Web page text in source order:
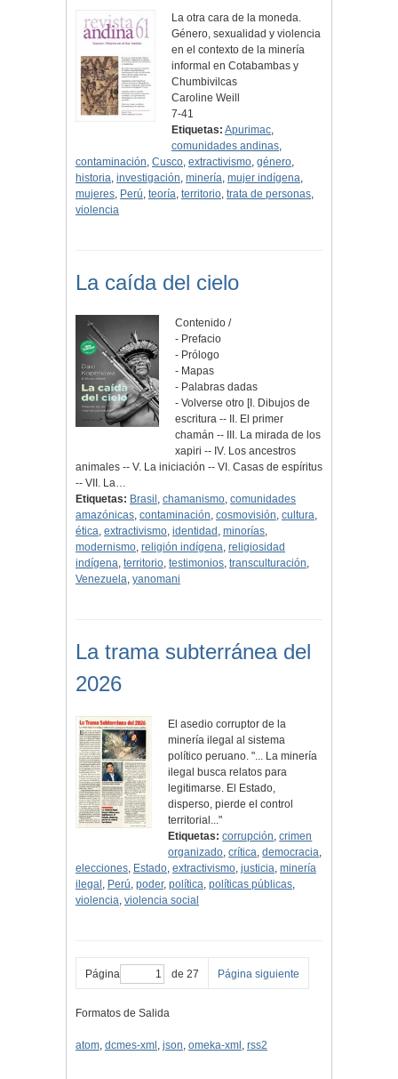
La otra cara de la moneda.
Género, sexualidad y violencia
en el contexto de la minería
informal en Cotabambas y
Chumbivilcas
Caroline Weill
7-41
Etiquetas: Apurimac,
comunidades andinas,
contaminación, Cusco, extractivismo, género,
historia, investigación, minería, mujer indígena,
mujeres, Perú, teoría, territorio, trata de personas,
violencia
La caída del cielo
Contenido /
- Prefacio
- Prólogo
- Mapas
- Palabras dadas
- Volverse otro [I. Dibujos de
escritura -- II. El primer
chamán -- III. La mirada de los
xapiri -- IV. Los ancestros
animales -- V. La iniciación -- VI. Casas de espíritus
-- VII. La…
Etiquetas: Brasil , chamanismo, comunidades
amazónicas, contaminación, cosmovisión, cultura,
ética, extractivismo, identidad , minorías,
modernismo, religión indígena, religiosidad
indígena, territorio, testimonios, transculturación,
Venezuela, yanomani
La trama subterránea del
2026
El asedio corruptor de la
minería ilegal al sistema
político peruano. "... La minería
ilegal busca relatos para
legitimarse. El Estado,
disperso, pierde el control
territorial..."
Etiquetas: corrupción,crimen
organizado,crítica,democracia,
elecciones, Estado, extractivismo, justicia, minería
ilegal , Perú, poder, política, políticas públicas,
violencia, violencia social
Página de 27 Página siguiente
Formatos de Salida
atom, dcmes-xml , json, omeka-xml , rss2